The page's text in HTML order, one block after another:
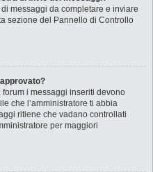
messaggi da completare e inviare
sezione del Pannello di Controllo
forum i messaggi inseriti devono
che l’amministratore ti abbia
ritiene che vadano controllati
per maggiori